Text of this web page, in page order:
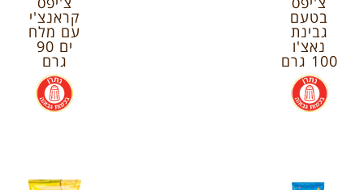
בטעם
גבינת
נאצ'ו
100 גרם
.
קראנצ'י
עם מלח
ים 90
גרם
.